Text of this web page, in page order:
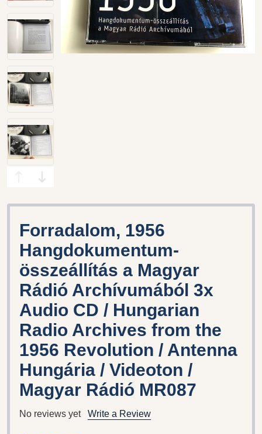
Forradalom, 1956
Hangdokumentum-
összeállítás a Magyar
Rádió Archívumából 3x
Audio CD / Hungarian
Radio Archives from the
1956 Revolution / Antenna
Hungária / Videoton /
Magyar Rádió MR087
No reviews yet Write a Review